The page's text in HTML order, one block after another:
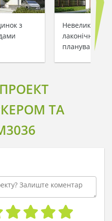
з
Невеликий
лаконічним
плануванням
ТА